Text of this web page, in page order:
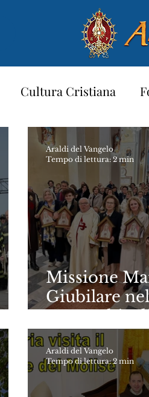
Cultura Cristiana
Storia per
Missione
Giubilare
Parrocchia
Venera –
Araldi del Vangelo
Tempo di lettura: 2 min
Araldi del Vangelo
Tempo di lettura: 2 min